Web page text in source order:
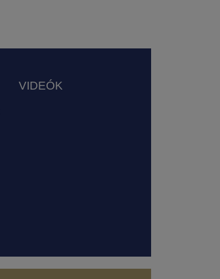
VIDEÓK